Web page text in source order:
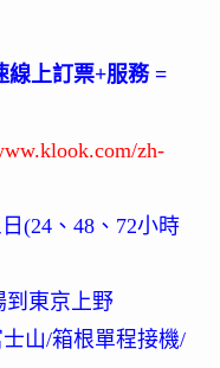
線上訂票+服務 =
zh-
(24、48、72小時
到東京上野
山/箱根單程接機/